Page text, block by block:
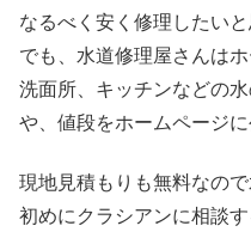
なるべく安く修理したい
でも、水道修理屋さんは
洗面所、キッチンなどの
や、値段をホームページに
現地見積もりも無料なの
初めにクラシアンに相談す